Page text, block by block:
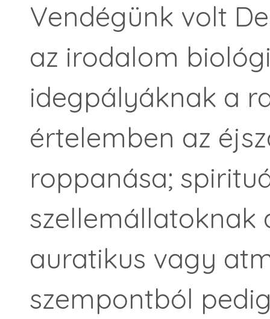
Vendégünk volt
az irodalom
idegpályáknak a
értelemben az
roppanása;
szellemállatoknak
auratikus vagy
szempontból